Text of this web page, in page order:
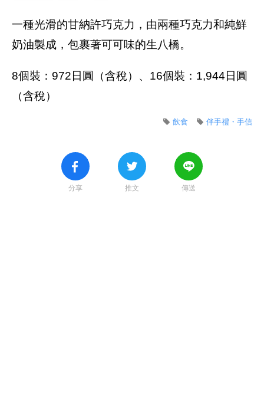
一種光滑的甘納許巧克力，由兩種巧克力和純鮮
奶油製成，包裹著可可味的生八橋。
8個裝：972日圓（含稅）、16個裝：1,944日圓
（含稅）
伴手禮・手信
飲食
分享 推文 傳送